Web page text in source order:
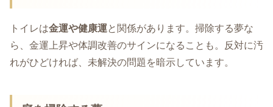
トイレは金運や健康運と関係があります。掃除する夢な
ら、金運上昇や体調改善のサインになることも。反対に汚
れがひどければ、未解決の問題を暗示しています。